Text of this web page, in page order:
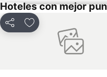
Hoteles con mejor
CompartirAgregar a favoritos